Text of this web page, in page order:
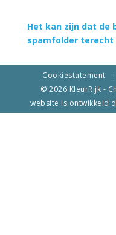
Het kan zijn dat de
spamfolder terecht
Cookiestatement
© 2026 KleurRijk -
website is ontwikkeld